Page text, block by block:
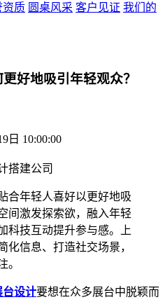
资质 圆桌风采 客户见证 我们的
好地吸引年轻观众？
日 10:00:00
搭建公司
合年轻人喜好以更好地吸
间激发探索欲，融入年轻
科技互动提升参与感。上
化信息、打造社交场景，
。
台设计要想在众多展台中脱颖而